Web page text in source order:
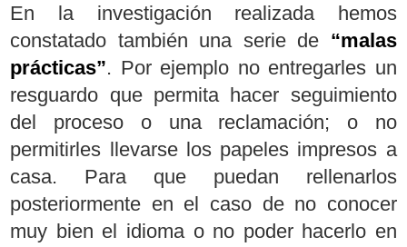
En la investigación realizada hemos
constatado también una serie de “malas
prácticas”. Por ejemplo no entregarles un
resguardo que permita hacer seguimiento
del proceso o una reclamación; o no
permitirles llevarse los papeles impresos a
casa. Para que puedan rellenarlos
posteriormente en el caso de no conocer
muy bien el idioma o no poder hacerlo en